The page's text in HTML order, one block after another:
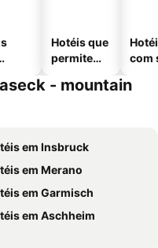
Hotéis que
permitem
com
- mountain
em Insbruck
em Merano
em Garmisch
em Aschheim